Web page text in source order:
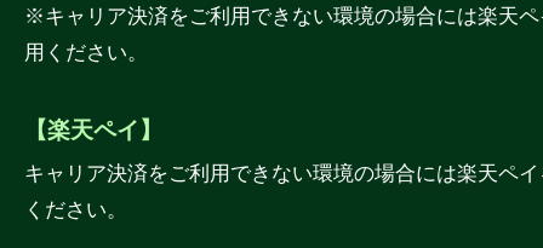
※キャリア決済をご利用できない環境の場合には楽天
用ください。
【楽天ペイ】
キャリア決済をご利用できない環境の場合には楽天ペ
ください。